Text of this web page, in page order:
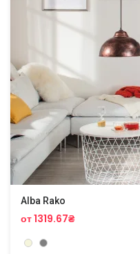
Alba Rako
от 1319.67₴